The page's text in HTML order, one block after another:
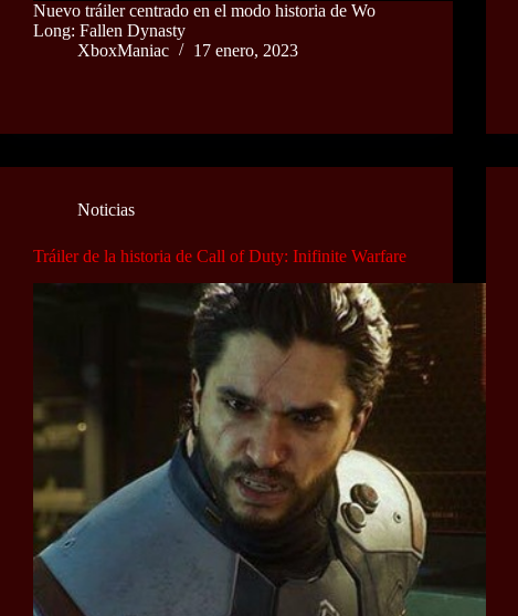
Nuevo tráiler centrado en el modo historia de Wo
Long: Fallen Dynasty
XboxManiac
17 enero, 2023
Noticias
Tráiler de la historia de Call of Duty: Inifinite Warfare